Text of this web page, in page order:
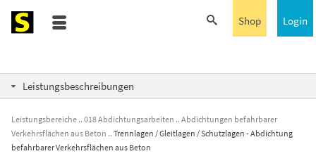
Login
Shop
Leistungsbeschreibungen
Leistungsbereiche 018 Abdichtungsarbeiten
Abdichtungen befahrbarer
Verkehrsflächen aus Beton
Trennlagen / Gleitlagen / Schutzlagen - Abdichtung
befahrbarer Verkehrsflächen aus Beton